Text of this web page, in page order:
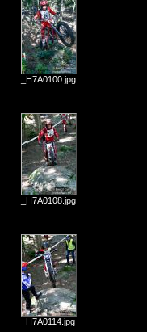
_H7A0100.jpg
_H7A0108.jpg
_H7A0114.jpg